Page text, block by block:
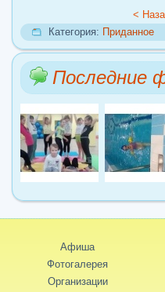
<
Категория: Приданное
Последние
Афиша
Фотогалерея
Организации